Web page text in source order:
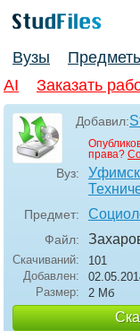
Вузы
AI
Заказать
Добавил:
права?
Вуз:
Предмет:
Файл:
Скачиваний:
101
Добавлен:
Размер:
2 Мб